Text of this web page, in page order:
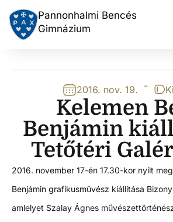
Pannonhalmi Bencés
Gimnázium
2016. nov. 19. -
Kelemen
Benjámin
Tetőtéri
2016. november 17-én 17.30-kor nyílt
Benjámin grafikusművész kíállítása
amlelyet Szalay Ágnes